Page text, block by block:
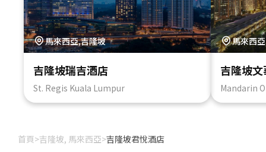
馬來西亞,吉隆坡
吉隆坡瑞吉酒店
St. Regis Kuala Lumpur
馬來西
吉隆坡
Mandarin
首頁>吉隆坡, 馬來西亞>吉隆坡君悅酒店